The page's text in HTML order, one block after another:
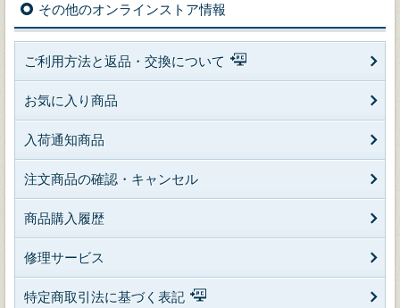
その他のオンラインストア情報
ご利用方法と返品・交換について
お気に入り商品
入荷通知商品
注文商品の確認・キャンセル
商品購入履歴
修理サービス
特定商取引法に基づく表記